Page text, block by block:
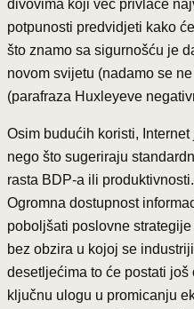
divovima koji već privlače
potpunosti predvidjeti kako
što znamo sa sigurnošću je
novom svijetu (nadamo se ne
(parafraza Huxleyeve
Osim budućih koristi,
nego što sugeriraju
rasta BDP-a ili
Ogromna dostupnost
poboljšati poslovne
bez obzira u kojoj se
desetljećima to će postati
ključnu ulogu u promicanju